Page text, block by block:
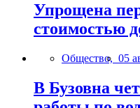
Упрощена
стоимостью
Общество, 05
В Бузовна